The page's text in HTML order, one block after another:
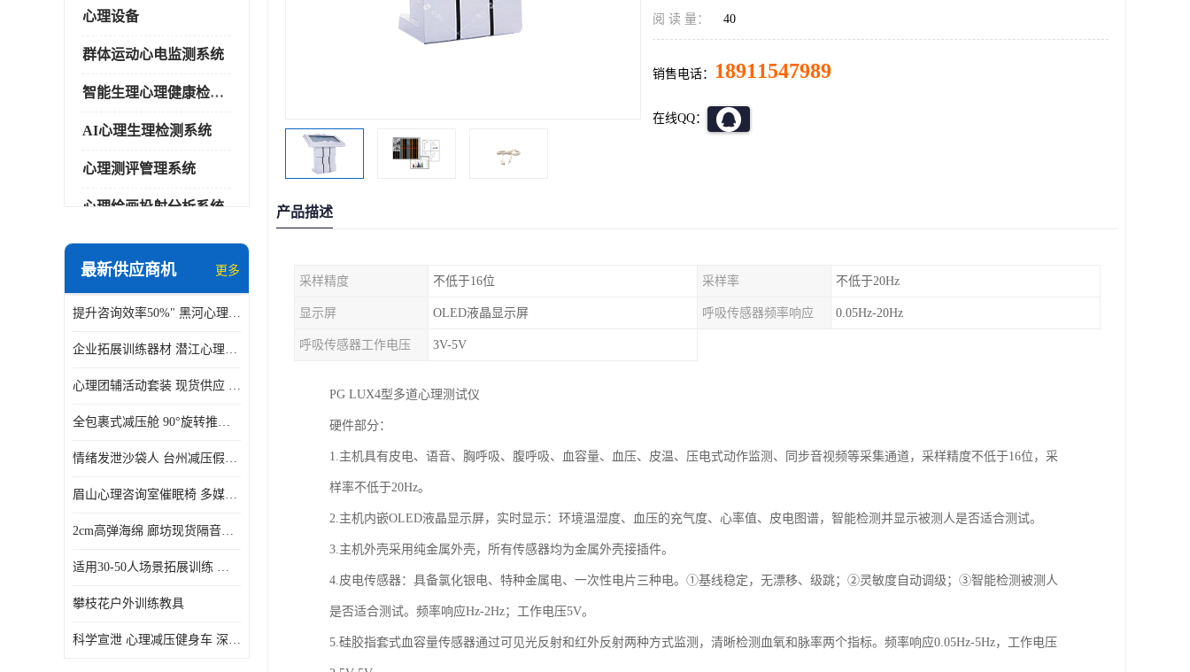
心理设备
群体运动心电监测系统
智能生理心理健康检测系统
AI心理生理检测系统
心理测评管理系统
心理绘画投射分析系统
可变速催眠放松催眠套件
智能反馈训练系统
便携式生物反馈仪
最新供应商机 更多
提升咨询效率50%" 黑河心理沙盘系统
企业拓展训练器材 潜江心理训练教具带音乐套装 适用30-50人场景拓展训练
心理团辅活动套装 现货供应 安徽便携式铝合金教具箱
全包裹式减压舱 90°旋转推车 济源身心反馈系统价格
情绪发泄沙袋人 台州减压假人带底座 环保硅胶一体成型
眉山心理咨询室催眠椅 多媒体疗愈
2cm高弹海绵 廊坊现货隔音宣泄墙
适用30-50人场景拓展训练 泰州社区活动心理训练教具 校园素质拓展工具箱
攀枝花户外训练教具
科学宣泄 心理减压健身车 深圳心理咨询室智能心理减压动感单车
阅 读 量： 40
销售电话： 18911547989
在线QQ：
产品描述
采样精度 不低于16位 采样率 不低于20Hz
显示屏 OLED液晶显示屏 呼吸传感器频率响应 0.05Hz-20Hz
呼吸传感器工作电压 3V-5V
PG LUX4型多道心理测试仪
硬件部分：
1.主机具有皮电、语音、胸呼吸、腹呼吸、血容量、血压、皮温、压电式动作监测、同步音视频等采集通道，采样精度不低于16位，采
样率不低于20Hz。
2.主机内嵌OLED液晶显示屏，实时显示：环境温湿度、血压的充气度、心率值、皮电图谱，智能检测并显示被测人是否适合测试。
3.主机外壳采用纯金属外壳，所有传感器均为金属外壳接插件。
4.皮电传感器：具备氯化银电、特种金属电、一次性电片三种电。①基线稳定，无漂移、级跳；②灵敏度自动调级；③智能检测被测人
是否适合测试。频率响应Hz-2Hz；工作电压5V。
5.硅胶指套式血容量传感器通过可见光反射和红外反射两种方式监测，清晰检测血氧和脉率两个指标。频率响应0.05Hz-5Hz，工作电压